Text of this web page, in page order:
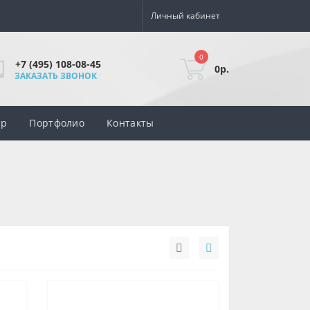
Личный кабинет
+7 (495) 108-08-45
ЗАКАЗАТЬ ЗВОНОК
0
0р.
Портфолио Контакты